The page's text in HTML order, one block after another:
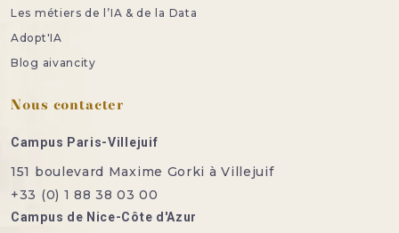
Les métiers de l’IA & de la Data
Adopt'IA
Blog aivancity
Nous contacter
Campus Paris-Villejuif
151 boulevard Maxime Gorki à Villejuif
+33 (0) 1 88 38 03 00
Campus de Nice-Côte d'Azur